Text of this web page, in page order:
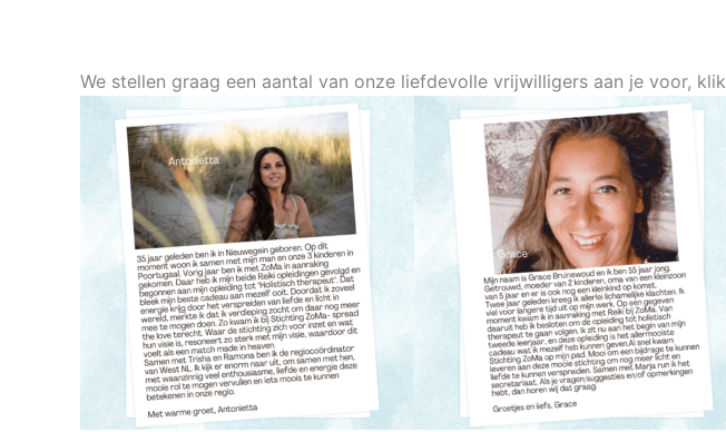
We stellen graag een aantal van onze liefdevolle vrijwilligers aan je voor,